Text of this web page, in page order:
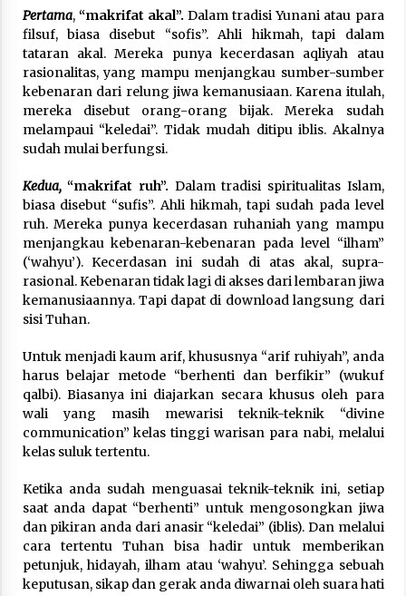
Pertama, “makrifat akal”. Dalam tradisi Yunani atau para
filsuf, biasa disebut “sofis”. Ahli hikmah, tapi dalam
tataran akal. Mereka punya kecerdasan aqliyah atau
rasionalitas, yang mampu menjangkau sumber-sumber
kebenaran dari relung jiwa kemanusiaan. Karena itulah,
mereka disebut orang-orang bijak. Mereka sudah
melampaui “keledai”. Tidak mudah ditipu iblis. Akalnya
sudah mulai berfungsi.
Kedua,“makrifat ruh”. Dalam tradisi spiritualitas Islam,
biasa disebut “sufis”. Ahli hikmah, tapi sudah pada level
ruh. Mereka punya kecerdasan ruhaniah yang mampu
menjangkau kebenaran-kebenaran pada level “ilham”
(‘wahyu’). Kecerdasan ini sudah di atas akal, supra-
rasional. Kebenaran tidak lagi di akses dari lembaran jiwa
kemanusiaannya. Tapi dapat di download langsung dari
sisi Tuhan.
Untuk menjadi kaum arif, khususnya “arif ruhiyah”, anda
harus belajar metode “berhenti dan berfikir” (wukuf
qalbi). Biasanya ini diajarkan secara khusus oleh para
wali yang masih mewarisi teknik-teknik “divine
communication” kelas tinggi warisan para nabi, melalui
kelas suluk tertentu.
Ketika anda sudah menguasai teknik-teknik ini, setiap
saat anda dapat “berhenti” untuk mengosongkan jiwa
dan pikiran anda dari anasir “keledai” (iblis). Dan melalui
cara tertentu Tuhan bisa hadir untuk memberikan
petunjuk, hidayah, ilham atau ‘wahyu’. Sehingga sebuah
keputusan, sikap dan gerak anda diwarnai oleh suara hati